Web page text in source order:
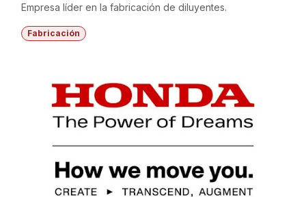
Empresa líder en la fabricación de diluyentes.
Fabricación